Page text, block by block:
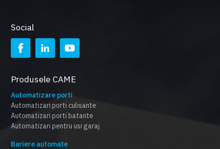
Social
Produsele CAME
Automatizare porti
Automatizari porti culisante
Automatizari porti batante
Automatizari pentru usi garaj
Bariere automate